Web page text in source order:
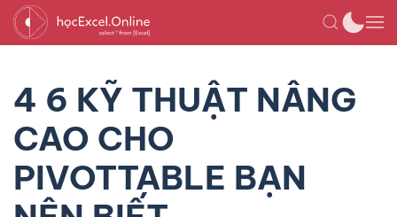
4 6 KỸ THUẬT NÂNG
CAO CHO
PIVOTTABLE BẠN